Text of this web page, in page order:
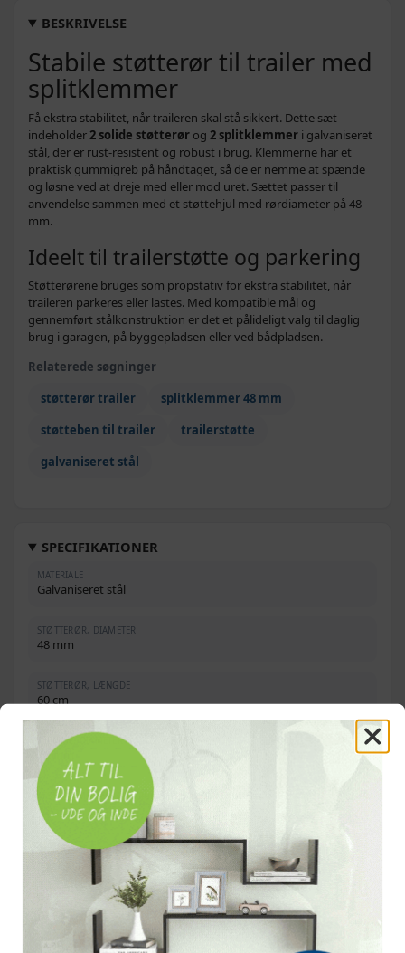
BESKRIVELSE
Stabile støtterør til trailer med
splitklemmer
Få ekstra stabilitet, når traileren skal stå sikkert. Dette sæt
indeholder2 solide støtterør og 2 splitklemmer i galvaniseret
stål, der er rust‑resistent og robust i brug. Klemmerne har et
praktisk gummigreb på håndtaget, så de er nemme at spænde
og løsne ved at dreje med eller mod uret. Sættet passer til
anvendelse sammen med et støttehjul med rørdiameter på 48
mm.
Ideelt til trailerstøtte og parkering
Støtterørene bruges som propstativ for ekstra stabilitet, når
traileren parkeres eller lastes. Med kompatible mål og
gennemført stålkonstruktion er det et pålideligt valg til daglig
brug i garagen, på byggepladsen eller ved bådpladsen.
Relaterede søgninger
støtterør trailer
splitklemmer 48 mm
støtteben til trailer
trailerstøtte
galvaniseret stål
SPECIFIKATIONER
MATERIALE
Galvaniseret stål
STØTTERØR, DIAMETER
48 mm
STØTTERØR, LÆNGDE
60 cm
KLEMME, DIAMETER
48 mm
AFSTAND MELLEM CENTRUM PÅ FIKSERINGSHULLER
10,5 cm
INKLUDERET
2 x støtterør, 2 x splitklemmer
OFTE STILLEDE SPØRGSMÅL